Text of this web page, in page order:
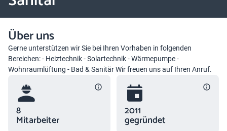
Über uns
Gerne unterstützen wir Sie bei Ihren Vorhaben in folgenden
Bereichen: - Heiztechnik - Solartechnik - Wärmepumpe -
Wohnraumlüftung - Bad & Sanitär Wir freuen uns auf Ihren Anruf.
8
Mitarbeiter
2011
gegründet